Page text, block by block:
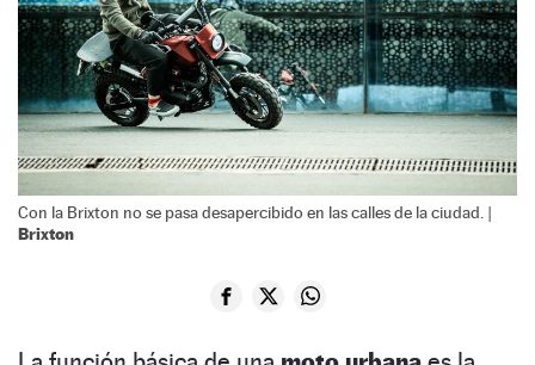
Con la Brixton no se pasa desapercibido en las calles de la ciudad. |
Brixton